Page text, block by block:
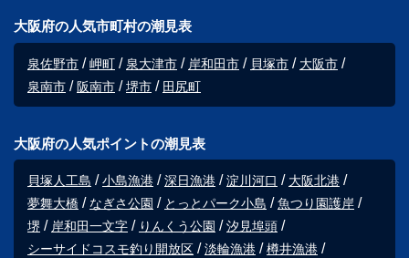
大阪府の人気市町村の潮見表
泉佐野市 岬町 泉大津市 岸和田市 貝塚市
大阪市
泉南市
阪南市 堺市 田尻町
大阪府の人気ポイントの潮見表
貝塚人工島 小島漁港 深日漁港 淀川河口
大阪北港
夢舞大橋
なぎさ公園 とっとパーク小島
魚つり園護岸
堺
岸和田一文字 りんくう公園
汐見埠頭
シーサイドコスモ釣り開放区
淡輪漁港
樽井漁港